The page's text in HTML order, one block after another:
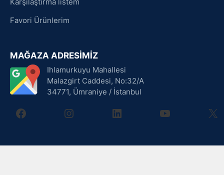
Favori Ürünlerim
MAĞAZA ADRESİMİZ
Ihlamurkuyu Mahallesi
Malazgirt Caddesi, No:32/A
34771, Ümraniye / İstanbul
facebookinstagramlinkedin youtube X